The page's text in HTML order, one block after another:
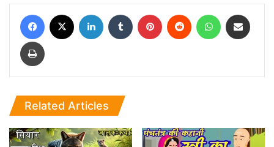
Facebook LinkedIn Tumblr Pinterest Reddit WhatsApp
Print
Related Articles